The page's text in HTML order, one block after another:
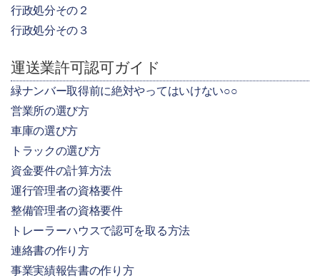
行政処分その２
行政処分その３
運送業許可認可ガイド
緑ナンバー取得前に絶対やってはいけない○○
営業所の選び方
車庫の選び方
トラックの選び方
資金要件の計算方法
運行管理者の資格要件
整備管理者の資格要件
トレーラーハウスで認可を取る方法
連絡書の作り方
事業実績報告書の作り方